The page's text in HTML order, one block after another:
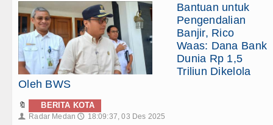
Bantuan untuk
Pengendalian
Banjir, Rico
Waas: Dana Bank
Dunia Rp 1,5
Triliun Dikelola
Oleh BWS
🔖 BERITA KOTA
👤 Radar Medan 🕔 18:09:37, 03 Des 2025